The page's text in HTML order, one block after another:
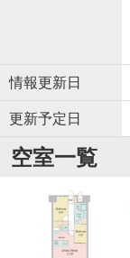
情報更新日
更新予定日
空室一覧